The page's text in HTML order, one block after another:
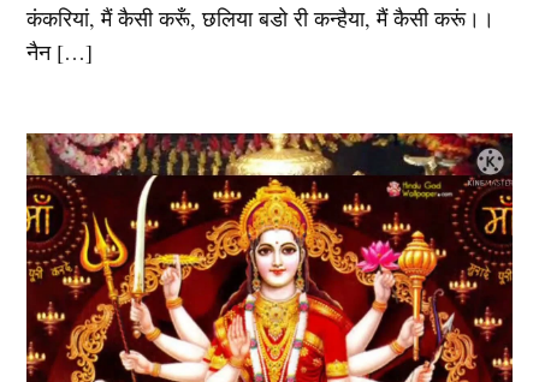
कंकरियां, मैं कैसी करूँ, छलिया बडो री कन्हैया, मैं कैसी करूं।।
नैन […]